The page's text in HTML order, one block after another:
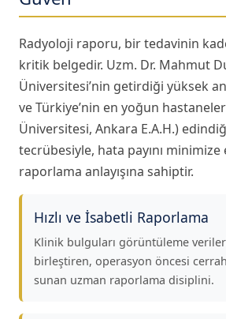
Radyoloji raporu, bir tedavinin
kritik belgedir. Uzm. Dr. Mahmut
Üniversitesi’nin getirdiği yüksek
ve Türkiye’nin en yoğun
Üniversitesi, Ankara E.A.H.)
tecrübesiyle, hata payını
raporlama anlayışına sahiptir.
Hızlı ve İsabetli Raporlama
Klinik bulguları görüntüleme
birleştiren, operasyon öncesi
sunan uzman raporlama disiplini.